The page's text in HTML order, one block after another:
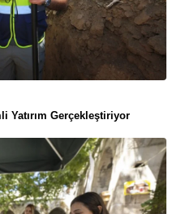
Yatırım Gerçekleştiriyor